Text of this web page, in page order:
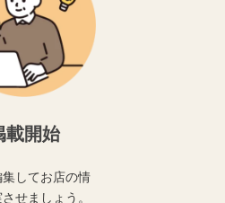
載開始
集してお店の情
せましょう。